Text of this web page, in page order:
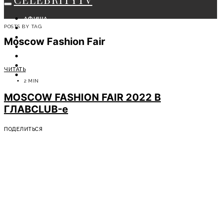
АФИША
СОБЫТИЯ
КРАСОТА
МОДА
POSTS BY TAG
Moscow Fashion Fair
ЧИТАТЬ
2 MIN
MOSCOW FASHION FAIR 2022 В
ГЛАВCLUB-е
ПОДЕЛИТЬСЯ